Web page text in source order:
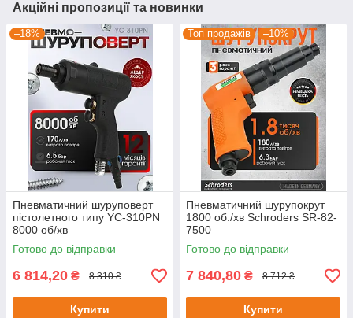
Акційні пропозиції та новинки
–18%
Пневматичний шуруповерт
пістолетного типу YC-310PN
8000 об/хв
Готово до відправки
6 814,20 ₴ 8 310 ₴
Купити
Топ продажів –10%
Пневматичний шурупокрут
1800 об./хв Schroders SR-82-
7500
Готово до відправки
7 840,80 ₴ 8 712 ₴
Купити